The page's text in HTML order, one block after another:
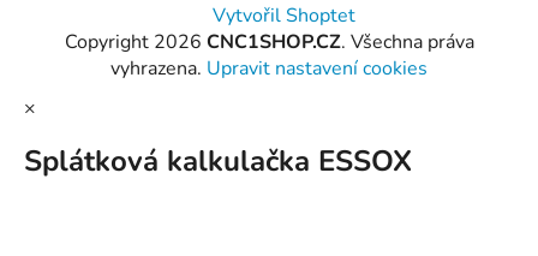
Vytvořil Shoptet
Copyright 2026 CNC1SHOP.CZ. Všechna práva
vyhrazena. Upravit nastavení cookies
×
Splátková kalkulačka ESSOX